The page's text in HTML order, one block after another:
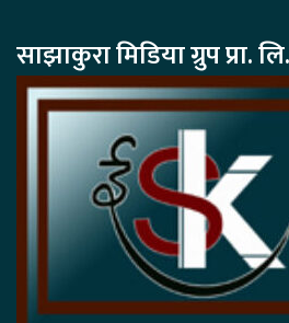
साझाकुरा मिडिया ग्रुप प्रा. लि.